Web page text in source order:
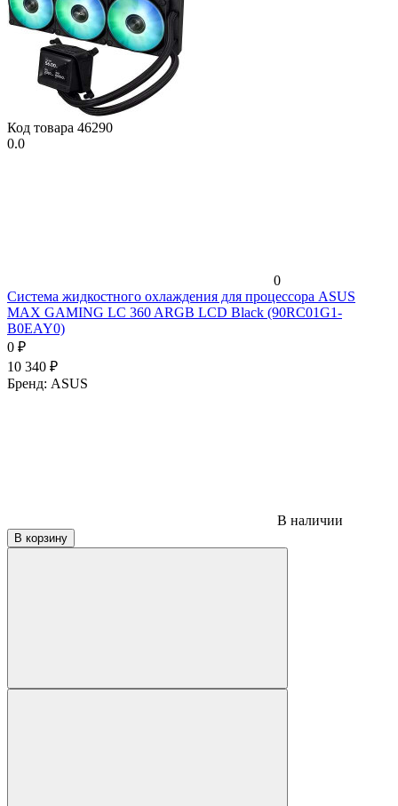
Код товара 46290
0.0
0
Система жидкостного охлаждения для процессора ASUS
MAX GAMING LC 360 ARGB LCD Black (90RC01G1-
B0EAY0)
0 ₽
10 340 ₽
Бренд: ASUS
В наличии
В корзину